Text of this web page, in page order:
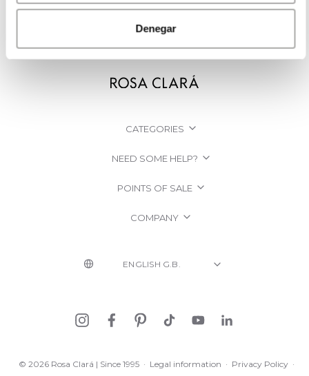
Denegar
CATEGORIES
NEED SOME HELP?
POINTS OF SALE
COMPANY
© 2026 Rosa Clará | Since 1995 · Legal information · Privacy Policy ·